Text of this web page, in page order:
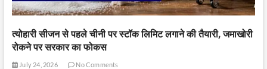
त्योहारी सीजन से पहले चीनी पर स्टॉक लिमिट लगाने की तैयारी, जमाखोरी
रोकने पर सरकार का फोकस
July 24, 2026 No Comments